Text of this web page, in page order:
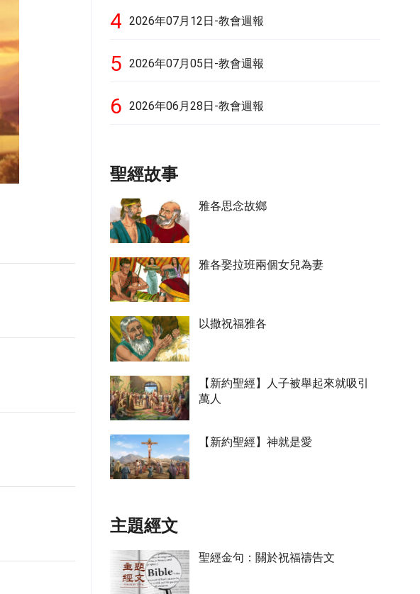
4 2026年07月12日-教會週報
5 2026年07月05日-教會週報
6 2026年06月28日-教會週報
聖經故事
雅各思念故鄉
雅各娶拉班兩個女兒為妻
以撒祝福雅各
【新約聖經】人子被舉起來就吸引
萬人
【新約聖經】神就是愛
主題經文
聖經金句：關於祝福禱告文